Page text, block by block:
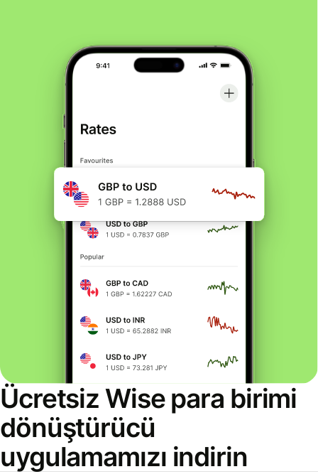
Ücretsiz Wise para birimi
dönüştürücü
uygulamamızı indirin